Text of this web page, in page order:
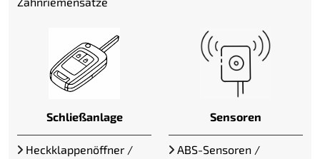
Schließanlage
Heckklappenöffner /
Sensoren
ABS-Sensoren /